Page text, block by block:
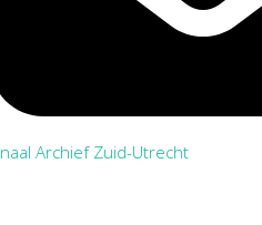
Archief Zuid-Utrecht